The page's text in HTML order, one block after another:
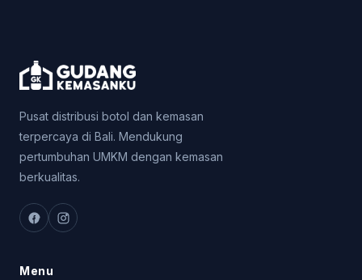
Pusat distribusi botol dan kemasan
terpercaya di Bali. Mendukung
pertumbuhan UMKM dengan kemasan
berkualitas.
Menu